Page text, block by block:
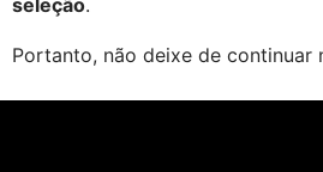
Portanto, não deixe de continuar